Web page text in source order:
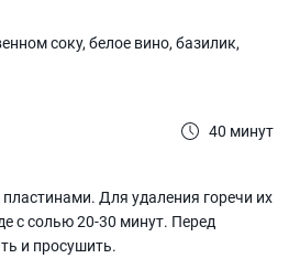
соку, белое вино, базилик,
40 минут
Для удаления горечи их
с солью 20-30 минут. Перед
и просушить.